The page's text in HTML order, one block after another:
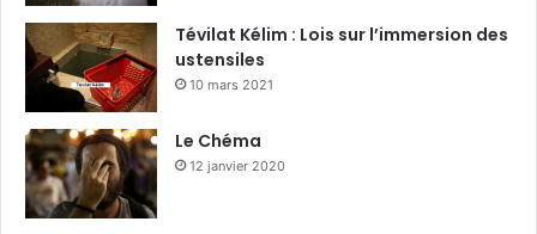
Tévilat Kélim : Lois sur l’immersion des
ustensiles
10 mars 2021
Le Chéma
12 janvier 2020